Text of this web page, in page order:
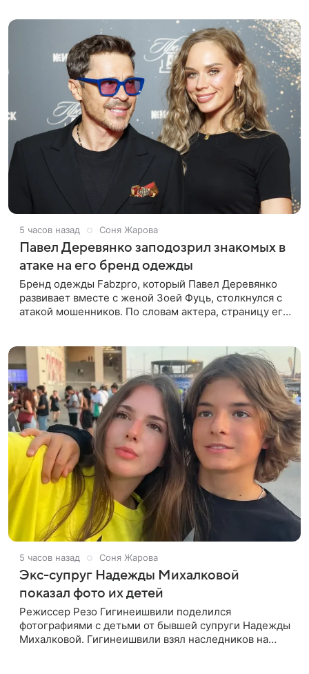
5 часов назад Соня Жарова
Павел Деревянко заподозрил знакомых в
атаке на его бренд одежды
Бренд одежды Fabzpro, который Павел Деревянко
развивает вместе с женой Зоей Фуць, столкнулся с
атакой мошенников. По словам актера, страницу его
5 часов назад Соня Жарова
Экс-супруг Надежды Михалковой
показал фото их детей
Режиссер Резо Гигинеишвили поделился
фотографиями с детьми от бывшей супруги Надежды
Михалковой. Гигинеишвили взял наследников на